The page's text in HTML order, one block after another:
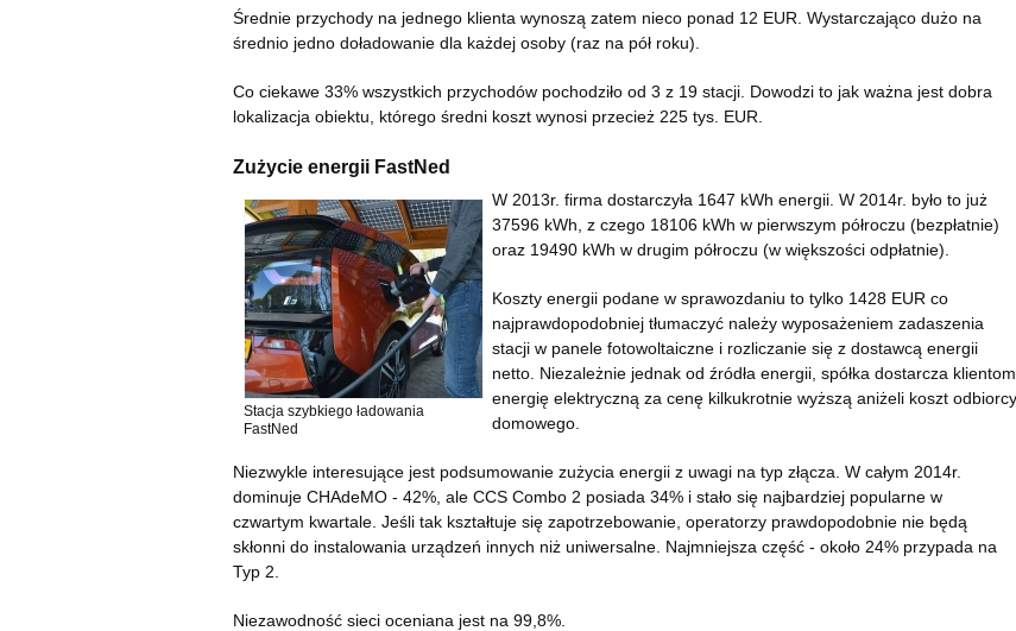
Średnie przychody na jednego klienta wynoszą zatem nieco ponad 12 EUR. Wystarczająco dużo na
średnio jedno doładowanie dla każdej osoby (raz na pół roku).
Co ciekawe 33% wszystkich przychodów pochodziło od 3 z 19 stacji. Dowodzi to jak ważna jest dobra
lokalizacja obiektu, którego średni koszt wynosi przecież 225 tys. EUR.
Zużycie energii FastNed
Stacja szybkiego ładowania
FastNed
W 2013r. firma dostarczyła 1647 kWh energii. W 2014r. było to już
37596 kWh, z czego 18106 kWh w pierwszym półroczu (bezpłatnie)
oraz 19490 kWh w drugim półroczu (w większości odpłatnie).
Koszty energii podane w sprawozdaniu to tylko 1428 EUR co
najprawdopodobniej tłumaczyć należy wyposażeniem zadaszenia
stacji w panele fotowoltaiczne i rozliczanie się z dostawcą energii
netto. Niezależnie jednak od źródła energii, spółka dostarcza klientom
energię elektryczną za cenę kilkukrotnie wyższą aniżeli koszt odbiorcy
domowego.
Niezwykle interesujące jest podsumowanie zużycia energii z uwagi na typ złącza. W całym 2014r.
dominuje CHAdeMO - 42%, ale CCS Combo 2 posiada 34% i stało się najbardziej popularne w
czwartym kwartale. Jeśli tak kształtuje się zapotrzebowanie, operatorzy prawdopodobnie nie będą
skłonni do instalowania urządzeń innych niż uniwersalne. Najmniejsza część - około 24% przypada na
Typ 2.
Niezawodność sieci oceniana jest na 99,8%.